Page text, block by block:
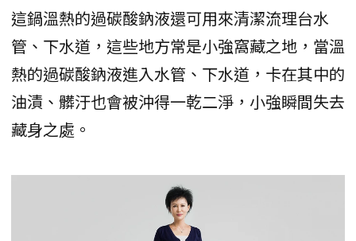
這鍋溫熱的過碳酸鈉液還可用來清潔流理台水
管、下水道，這些地方常是小強窩藏之地，當溫
熱的過碳酸鈉液進入水管、下水道，卡在其中的
油漬、髒汙也會被沖得一乾二淨，小強瞬間失去
藏身之處。